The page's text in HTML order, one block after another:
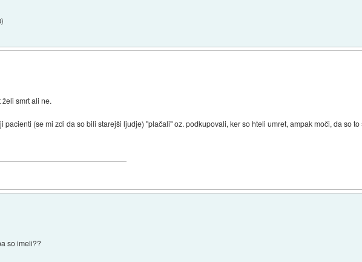
)
smrt ali ne.
pacienti (se mi zdi da so bili starejši ljudje) "plačali" oz. podkupovali, ker so hteli umret, ampak moči, da so to
so imeli??